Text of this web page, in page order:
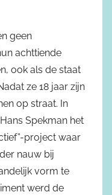
geen
achttiende
ook als de staat
ze 18 jaar zijn
op straat. In
Spekman het
project waar
nauw bij
vorm te
werd de